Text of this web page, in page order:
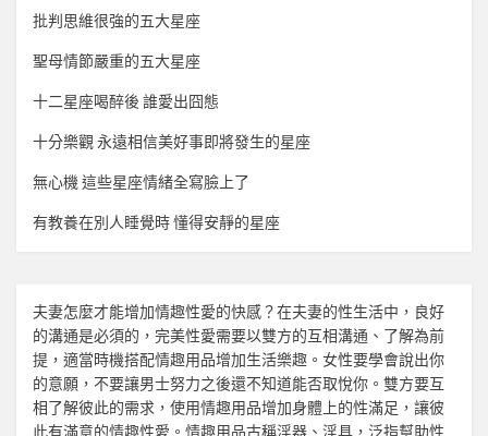
批判思維很強的五大星座
聖母情節嚴重的五大星座
十二星座喝醉後 誰愛出囧態
十分樂觀 永遠相信美好事即將發生的星座
無心機 這些星座情緒全寫臉上了
有教養在別人睡覺時 懂得安靜的星座
夫妻怎麼才能增加情趣性愛的快感？在夫妻的性生活中，良好
的溝通是必須的，完美性愛需要以雙方的互相溝通、了解為前
提，適當時機搭配情趣用品增加生活樂趣。女性要學會說出你
的意願，不要讓男士努力之後還不知道能否取悅你。雙方要互
相了解彼此的需求，使用情趣用品增加身體上的性滿足，讓彼